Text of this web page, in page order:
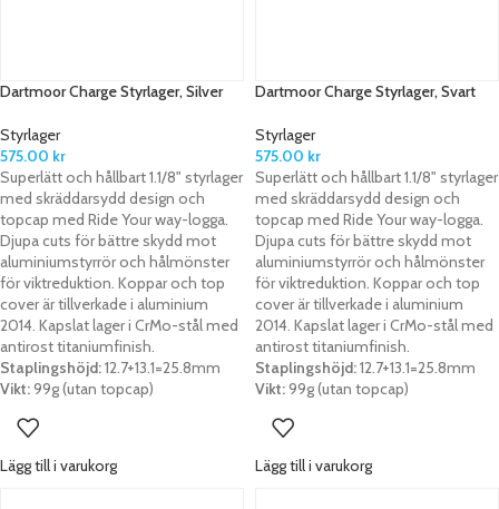
Dartmoor Charge Styrlager, Silver
Styrlager
575.00 kr
Superlätt och hållbart 1.1/8" styrlager
med skräddarsydd design och
topcap med Ride Your way-logga.
Djupa cuts för bättre skydd mot
aluminiumstyrrör och hålmönster
för viktreduktion. Koppar och top
cover är tillverkade i aluminium
2014. Kapslat lager i CrMo-stål med
antirost titaniumfinish.
Staplingshöjd:12.7+13.1=25.8mm
Vikt:99g (utan topcap)
Lägg till i varukorg
Dartmoor Charge Styrlager, Svart
Styrlager
575.00 kr
Superlätt och hållbart 1.1/8" styrlager
med skräddarsydd design och
topcap med Ride Your way-logga.
Djupa cuts för bättre skydd mot
aluminiumstyrrör och hålmönster
för viktreduktion. Koppar och top
cover är tillverkade i aluminium
2014. Kapslat lager i CrMo-stål med
antirost titaniumfinish.
Staplingshöjd:12.7+13.1=25.8mm
Vikt:99g (utan topcap)
Lägg till i varukorg